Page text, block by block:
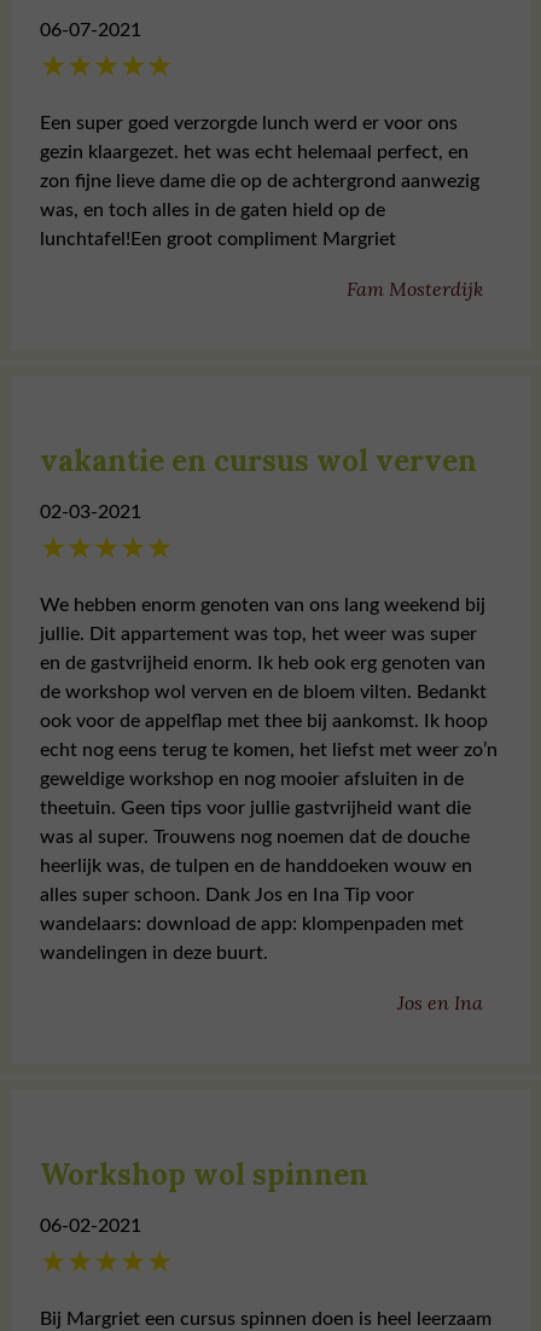
06-07-2021
★★★★★
Een super goed verzorgde lunch werd er voor ons
gezin klaargezet. het was echt helemaal perfect, en
zon fijne lieve dame die op de achtergrond aanwezig
was, en toch alles in de gaten hield op de
lunchtafel!Een groot compliment Margriet
Fam Mosterdijk
vakantie en cursus wol verven
02-03-2021
★★★★★
We hebben enorm genoten van ons lang weekend bij
jullie. Dit appartement was top, het weer was super
en de gastvrijheid enorm. Ik heb ook erg genoten van
de workshop wol verven en de bloem vilten. Bedankt
ook voor de appelflap met thee bij aankomst. Ik hoop
echt nog eens terug te komen, het liefst met weer zo’n
geweldige workshop en nog mooier afsluiten in de
theetuin. Geen tips voor jullie gastvrijheid want die
was al super. Trouwens nog noemen dat de douche
heerlijk was, de tulpen en de handdoeken wouw en
alles super schoon. Dank Jos en Ina Tip voor
wandelaars: download de app: klompenpaden met
wandelingen in deze buurt.
Jos en Ina
Workshop wol spinnen
06-02-2021
★★★★★
Bij Margriet een cursus spinnen doen is heel leerzaam